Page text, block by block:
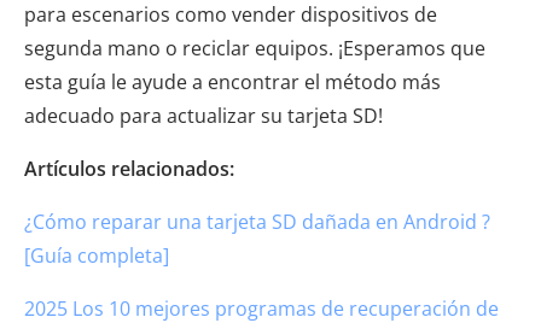
para escenarios como vender dispositivos de
segunda mano o reciclar equipos. ¡Esperamos que
esta guía le ayude a encontrar el método más
adecuado para actualizar su tarjeta SD!
Artículos relacionados:
¿Cómo reparar una tarjeta SD dañada en Android ?
[Guía completa]
2025 Los 10 mejores programas de recuperación de